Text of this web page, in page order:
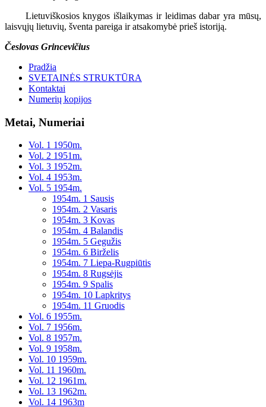
Lietuviškosios knygos išlaikymas ir leidimas dabar yra mūsų,
laisvųjų lietuvių, šventa pareiga ir atsakomybė prieš istoriją.
Česlovas Grincevičius
Pradžia
SVETAINĖS STRUKTŪRA
Kontaktai
Numerių kopijos
Metai, Numeriai
Vol. 1 1950m.
Vol. 2 1951m.
Vol. 3 1952m.
Vol. 4 1953m.
Vol. 5 1954m.
1954m. 1 Sausis
1954m. 2 Vasaris
1954m. 3 Kovas
1954m. 4 Balandis
1954m. 5 Gegužis
1954m. 6 Birželis
1954m. 7 Liepa-Rugpiūtis
1954m. 8 Rugsėjis
1954m. 9 Spalis
1954m. 10 Lapkritys
1954m. 11 Gruodis
Vol. 6 1955m.
Vol. 7 1956m.
Vol. 8 1957m.
Vol. 9 1958m.
Vol. 10 1959m.
Vol. 11 1960m.
Vol. 12 1961m.
Vol. 13 1962m.
Vol. 14 1963m